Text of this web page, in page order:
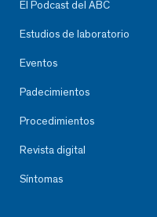
El Podcast del ABC
Estudios de laboratorio
Eventos
Padecimientos
Procedimientos
Revista digital
Síntomas